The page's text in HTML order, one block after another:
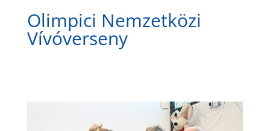
Olimpici Nemzetközi
Vívóverseny